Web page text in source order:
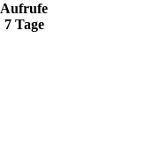
Aufrufe
7 Tage